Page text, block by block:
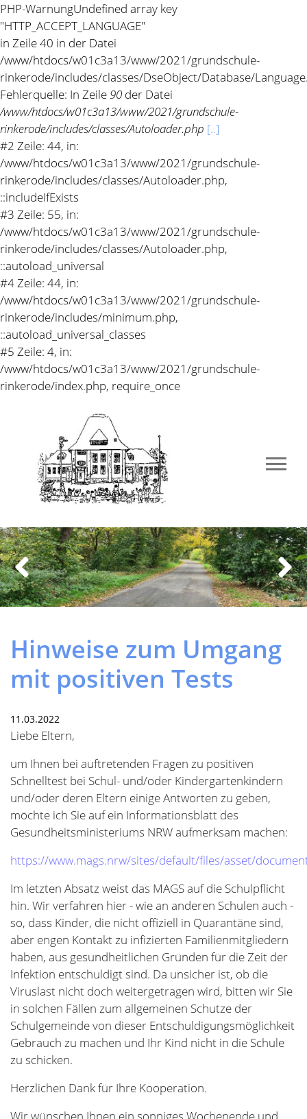
PHP-WarnungUndefined array key
"HTTP_ACCEPT_LANGUAGE"
in Zeile 40 in der Datei
/www/htdocs/w01c3a13/www/2021/grundschule-
rinkerode/includes/classes/DseObject/Database/
Fehlerquelle: In Zeile 90 der Datei
/www/htdocs/w01c3a13/www/2021/grundschule-
rinkerode/includes/classes/Autoloader.php [..]
#2 Zeile: 44, in:
/www/htdocs/w01c3a13/www/2021/grundschule-
rinkerode/includes/classes/Autoloader.php,
::includeIfExists
#3 Zeile: 55, in:
/www/htdocs/w01c3a13/www/2021/grundschule-
rinkerode/includes/classes/Autoloader.php,
::autoload_universal
#4 Zeile: 44, in:
/www/htdocs/w01c3a13/www/2021/grundschule-
rinkerode/includes/minimum.php,
::autoload_universal_classes
#5 Zeile: 4, in:
/www/htdocs/w01c3a13/www/2021/grundschule-
rinkerode/index.php, require_once
Previous
Hinweise zum Umgang
mit positiven Tests
11.03.2022
Liebe Eltern,
um Ihnen bei auftretenden Fragen zu positiven
Schnelltest bei Schul- und/oder Kindergartenkindern
und/oder deren Eltern einige Antworten zu geben,
möchte ich Sie auf ein Informationsblatt des
https://www.mags.nrw/sites/default/files/asset/
Im letzten Absatz weist das MAGS auf die Schulpflicht
hin. Wir verfahren hier - wie an anderen Schulen auch -
so, dass Kinder, die nicht offiziell in Quarantäne sind,
aber engen Kontakt zu infizierten Familienmitgliedern
haben, aus gesundheitlichen Gründen für die Zeit der
Viruslast nicht doch weitergetragen wird, bitten wir Sie
in solchen Fällen zum allgemeinen Schutze der
Schulgemeinde von dieser Entschuldigungsmöglichkeit
Gebrauch zu machen und Ihr Kind nicht in die Schule
zu schicken.
Herzlichen Dank für Ihre Kooperation.
Wir wünschen Ihnen ein sonniges Wochenende und
viel Gesundheit, allen Erkrankten Wohlergehen und
baldige Genesung.
Viele Grüße aus der Schule Jutta Nienhaus und das
gesamte Team der KGSR